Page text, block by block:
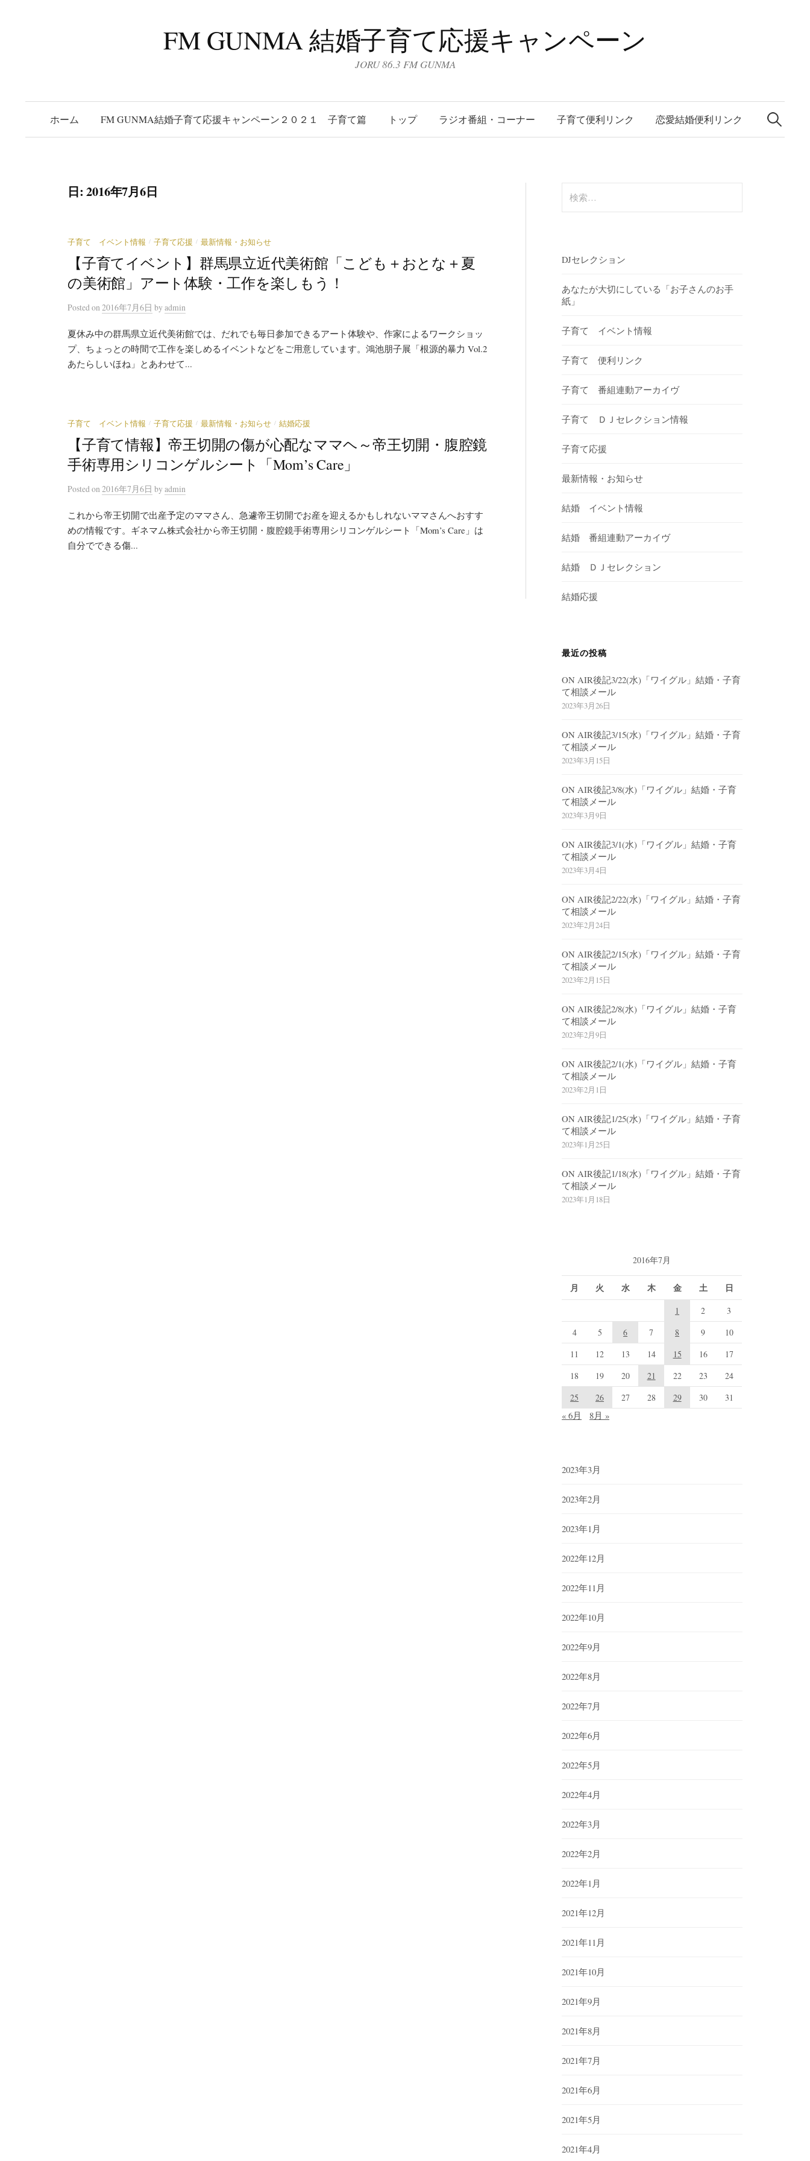
FM GUNMA 結婚子育て応援キャンペーン
JORU 86.3 FM GUNMA
ホーム FM GUNMA結婚子育て応援キャンペーン２０２１ 子育て篇 トップ ラジオ番組・コーナー 子育て便利リンク 恋愛結婚便利リンク
検
索:
日:2016年7月6日
子育て イベント情報 / 子育て応援 / 最新情報・お知らせ
【子育てイベント】群馬県立近代美術館「こども＋おとな＋夏
の美術館」アート体験・工作を楽しもう！
Postedon 2016年7月6日 by admin
夏休み中の群馬県立近代美術館では、だれでも毎日参加できるアート体験や、作家によるワークショッ
プ、ちょっとの時間で工作を楽しめるイベントなどをご用意しています。鴻池朋子展「根源的暴力 Vol.2
あたらしいほね」とあわせて...
子育て イベント情報 / 子育て応援 / 最新情報・お知らせ / 結婚応援
【子育て情報】帝王切開の傷が心配なママヘ～帝王切開・腹腔鏡
手術専用シリコンゲルシート「Mom’s Care」
Postedon 2016年7月6日 by admin
これから帝王切開で出産予定のママさん、急遽帝王切開でお産を迎えるかもしれないママさんへおすす
めの情報です。ギネマム株式会社から帝王切開・腹腔鏡手術専用シリコンゲルシート「Mom’s Care」は
自分でできる傷...
索:
DJセレクション
あなたが大切にしている「お子さんのお手
紙」
子育て イベント情報
子育て 便利リンク
子育て 番組連動アーカイヴ
子育て ＤＪセレクション情報
子育て応援
最新情報・お知らせ
結婚 イベント情報
結婚 番組連動アーカイヴ
結婚 ＤＪセレクション
結婚応援
最近の投稿
ON AIR後記3/22(水)「ワイグル」結婚・子育
て相談メール
2023年3月26日
ON AIR後記3/15(水)「ワイグル」結婚・子育
て相談メール
2023年3月15日
ON AIR後記3/8(水)「ワイグル」結婚・子育
て相談メール
2023年3月9日
ON AIR後記3/1(水)「ワイグル」結婚・子育
て相談メール
2023年3月4日
ON AIR後記2/22(水)「ワイグル」結婚・子育
て相談メール
2023年2月24日
ON AIR後記2/15(水)「ワイグル」結婚・子育
て相談メール
2023年2月15日
ON AIR後記2/8(水)「ワイグル」結婚・子育
て相談メール
2023年2月9日
ON AIR後記2/1(水)「ワイグル」結婚・子育
て相談メール
2023年2月1日
ON AIR後記1/25(水)「ワイグル」結婚・子育
て相談メール
2023年1月25日
ON AIR後記1/18(水)「ワイグル」結婚・子育
て相談メール
2023年1月18日
2016年7月
月 火 水 木 金 土 日
1 2
3
4
5 6 7 8 9
10
11
12 13 14 15 16
17
18
19 20 21 22 23
24
25
26 27 28 29 30 31
« 6月 8月 »
2023年3月
2023年2月
2023年1月
2022年12月
2022年11月
2022年10月
2022年9月
2022年8月
2022年7月
2022年6月
2022年5月
2022年4月
2022年3月
2022年2月
2022年1月
2021年12月
2021年11月
2021年10月
2021年9月
2021年8月
2021年7月
2021年6月
2021年5月
2021年4月